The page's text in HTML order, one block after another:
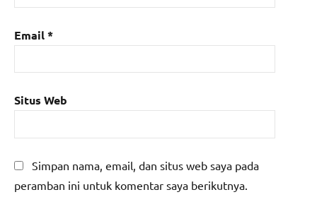
Email*
Situs Web
Simpan nama, email, dan situs web saya pada
peramban ini untuk komentar saya berikutnya.